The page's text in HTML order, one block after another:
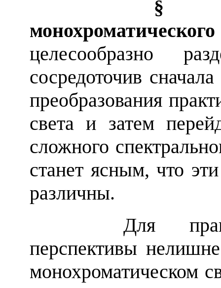
§ 2.
целесообразно
сосредоточив
преобразования
света и затем
сложного
станет ясным, что
различны.
Для
перспективы
монохроматическом